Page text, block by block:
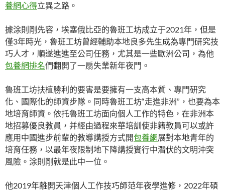
養網心得立異之路。
據涂則剛先容，埃塞俄比亞的魯班工坊成立于2021年，但是
僅3年時光，魯班工坊曾經輔助本地良多先生成為專門研究技
巧人才，順遂進進至公司任務，尤其是一些歐洲公司，為他
包養網排名們翻開了一扇失業新年夜門。
魯班工坊扶植勝利的要害是要擁有一支高本質、專門研究
化、國際化的師資步隊。同時魯班工坊“走進非洲”，也要為本
地培育師資。依托魯班工坊面向個人工作的特色，在非洲本
地招募優良教員，并經由過程來華培訓使非籍教員可以或許
應用中國進步前輩的教導講授方式開包養網展對本地青年的
培育任務，以最年夜限制地下降講授實行中潛伏的文明沖突
風險。涂則剛就是此中一位。
他2019年離開天津個人工作技巧師范年夜學進修，2022年碩